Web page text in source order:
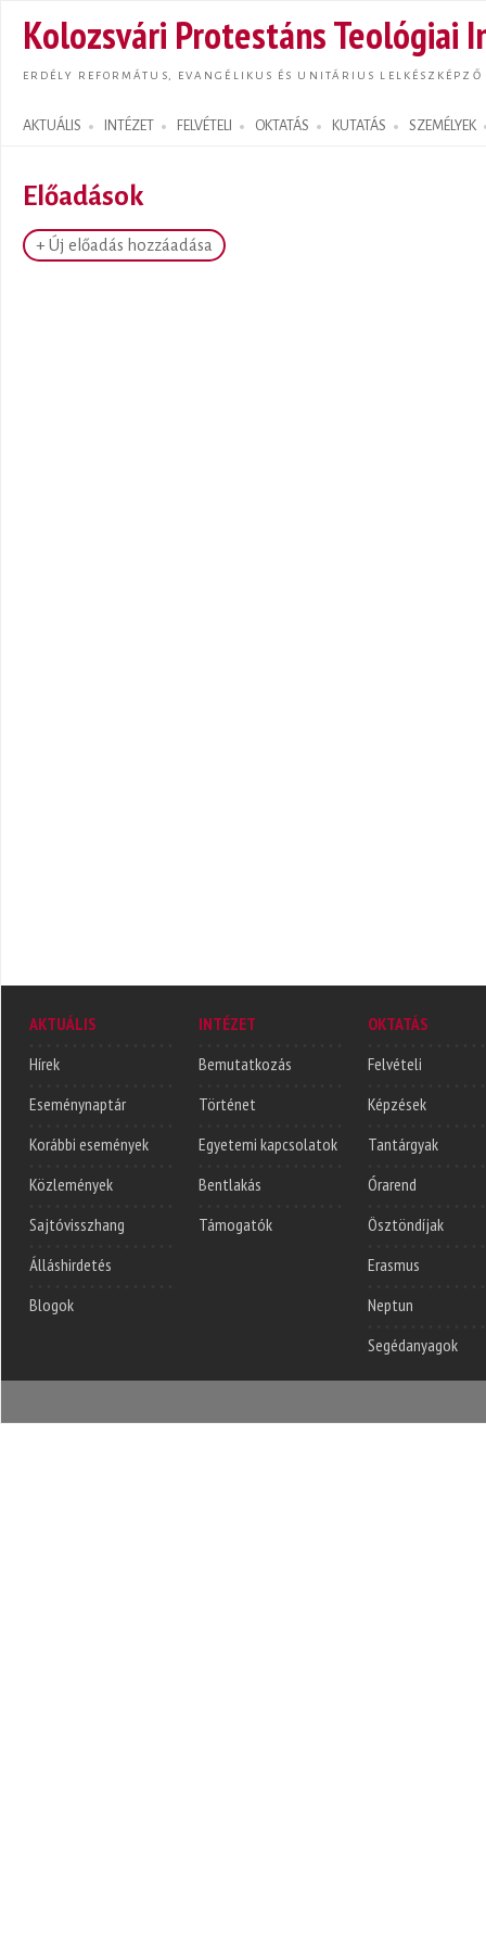
Kolozsvári Protestáns Teológiai
ERDÉLY REFORMÁTUS, EVANGÉLIKUS ÉS UNITÁRIUS LELKÉSZKÉPZŐ
AKTUÁLIS INTÉZET FELVÉTELI OKTATÁS KUTATÁS SZEMÉLYEK
Search form
Előadások
+ Új előadás hozzáadása
AKTUÁLIS
Hírek
Eseménynaptár
Korábbi események
Közlemények
Sajtóvisszhang
Álláshirdetés
Blogok
INTÉZET
Bemutatkozás
Történet
Egyetemi kapcsolatok
Bentlakás
Támogatók
OKTATÁS
Felvételi
Képzések
Tantárgyak
Órarend
Ösztöndíjak
Erasmus
Neptun
Segédanyagok